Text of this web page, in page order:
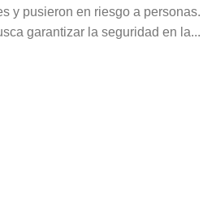
y pusieron en riesgo a personas.
garantizar la seguridad en la...